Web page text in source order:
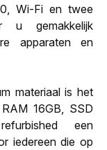
Wi-Fi en twee
u gemakkelijk
apparaten en
materiaal is het
16GB, SSD
een
iedereen die op